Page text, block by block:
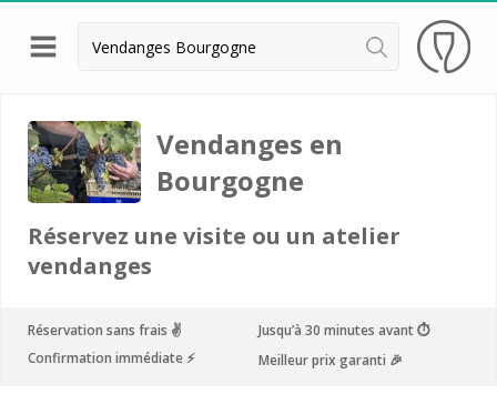
Retour
Visite cave & dégustation vin Beaune
Visite cave & dégustation vin Chablis
Visite cave & dégustation vin Meursault
Champy
Vendanges en
Bourgogne
Réservez une visite ou un atelier
vendanges
Réservation sans frais ✌️
Jusqu’à 30 minutes avant ⏱
Confirmation immédiate ⚡️
Meilleur prix garanti 🎉